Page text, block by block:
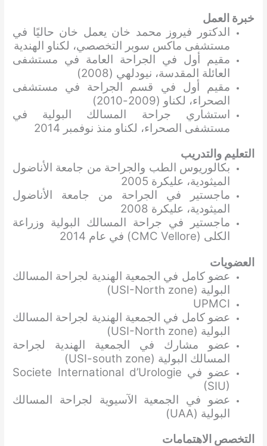
خبرة العمل
الدكتور فيروز محمد خان يعمل خان حاليًا في
مستشفى ماكس سوبر التخصصي، لكناو الهندية
مقيم أول في الجراحة العامة في مستشفى
العائلة المقدسة، نيودلهي (2008)
مقيم أول في قسم الجراحة في مستشفى
الصحراء، لكناو (2009-2010)
استشاري جراحة المسالك البولية في
مستشفى الصحراء، لكناو منذ نوفمبر 2014
التعليم والتدريب
بكالوريوس الطب والجراحة من جامعة الأناضول
الميثودية، عليكرة 2005
ماجستير في الجراحة من جامعة الأناضول
الميثودية، عليكرة 2008
ماجستير في جراحة المسالك البولية وزراعة
الكلى (CMC Vellore) في عام 2014
العضويات
عضو كامل في الجمعية الهندية لجراحة المسالك
البولية (USI-North zone)
UPMCI
عضو كامل في الجمعية الهندية لجراحة المسالك
البولية (USI-North zone)
عضو مشارك في الجمعية الهندية لجراحة
المسالك البولية (USI-south zone)
عضو في Societe International d’Urologie
(SIU)
عضو في الجمعية الآسيوية لجراحة المسالك
البولية (UAA)
التخصص الاهتمامات